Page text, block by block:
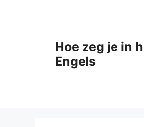
Hoe zeg je in
Engels